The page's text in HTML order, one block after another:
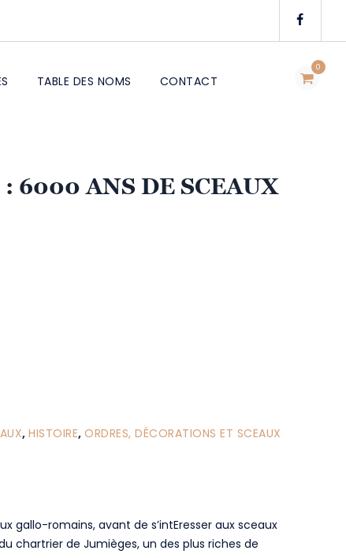
0
TABLE DES NOMS CONTACT
6000 ANS DE SCEAUX
,HISTOIRE,ORDRES, DÉCORATIONS ET SCEAUX
gallo-romains, avant de s’intEresser aux sceaux
chartrier de Jumièges, un des plus riches de